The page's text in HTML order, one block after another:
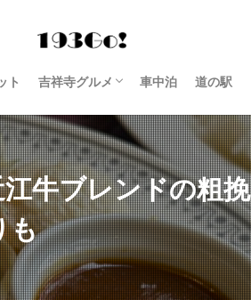
ト 吉祥寺グルメ
西荻窪 グルメ
車中泊 道の駅
牛ブレンドの粗挽
も